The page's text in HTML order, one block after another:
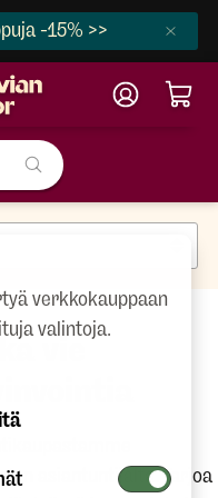
-15% >>
vie
asiantuntijalta. Tarjoa
verkkokauppaan
valintoja.